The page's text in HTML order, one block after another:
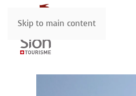
Skip to main content